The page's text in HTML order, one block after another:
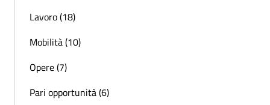
Lavoro (18)
Mobilità (10)
Opere (7)
Pari opportunità (6)